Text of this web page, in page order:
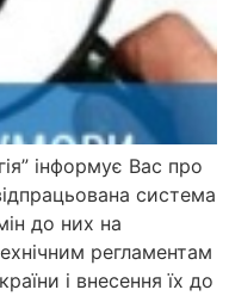
інформує Вас про
система
до них на
регламентам
і внесення їх до